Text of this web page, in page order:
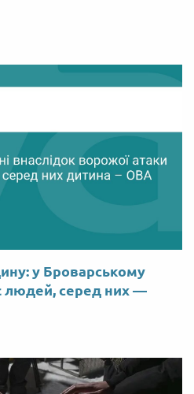
у Броварському
людей, серед них —